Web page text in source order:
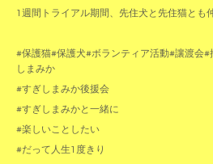
1週間トライアル期間、先住犬と先住猫とも
#保護猫#保護犬#ボランティア活動#讓渡会
しまみか
#すぎしまみか後援会
#すぎしまみかと一緒に
#楽しいことしたい
#だって人生1度きり